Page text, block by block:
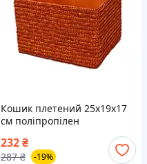
Кошик плетений 25х19х17
см поліпропілен
232₴
287 ₴ -19%